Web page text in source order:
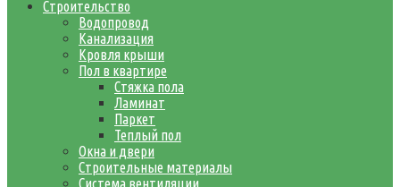
Строительство
Водопровод
Канализация
Кровля крыши
Пол в квартире
Стяжка пола
Ламинат
Паркет
Теплый пол
Окна и двери
Строительные материалы
Система вентиляции